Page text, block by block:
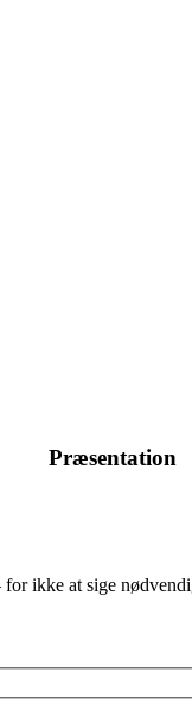
Præsentation
ikke at sige